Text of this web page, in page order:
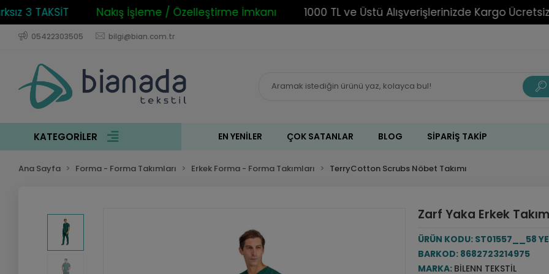
3 TAKSİT Nakış İşleme / Özelleştirme İmkanı 1000 TL ve Üstü Alışverişlerinizde Kargo Ücretsiz!
05422303505 bilgi@bian.com.tr
KATEGORİLER EN YENILER ÇOK SATANLAR BLOG SIPARIŞ TAKIP
Ana Sayfa Forma - Forma Takımları Erkek Forma - Forma Takımları TerryCotton Scrubs Nöbet Takımı
Zarf Yaka Erkek
ÜRÜN KODU: ST01557__58
BARKOD: 8682723214975
MARKA: BILENN TEKSTIL